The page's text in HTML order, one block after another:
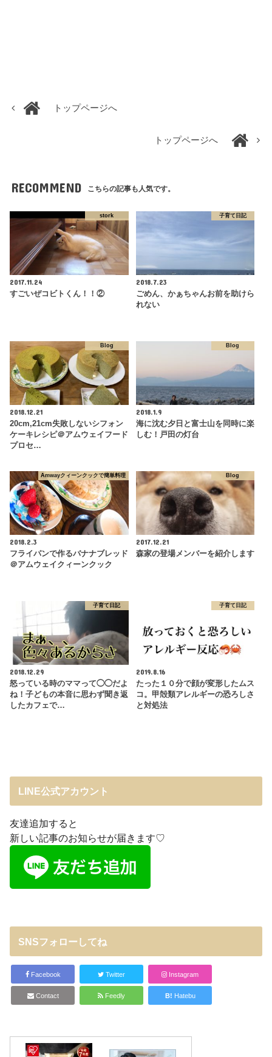
トップページへ
トップページへ
RECOMMEND こちらの記事も人気です。
stork
2017.11.24
すごいぜコビトくん！！②
子育て日記
2018.7.23
ごめん、かぁちゃんお前を助けら
れない
Blog
2018.12.21
20cm,21cm失敗しないシフォン
ケーキレシピ＠アムウェイフード
プロセ…
Blog
2018.1.9
海に沈む夕日と富士山を同時に楽
しむ！戸田の灯台
Amwayクィーンクックで簡単料理
2018.2.3
フライパンで作るバナナブレッド
＠アムウェイクィーンクック
Blog
2017.12.21
森家の登場メンバーを紹介します
子育て日記
2018.12.29
怒っている時のママって◯◯だよ
ね！子どもの本音に思わず聞き返
したカフェで…
子育て日記
2019.8.16
たった１０分で顔が変形したムス
コ。甲殻類アレルギーの恐ろしさ
と対処法
LINE公式アカウント
友達追加すると
新しい記事のお知らせが届きます♡
SNSフォローしてね
Facebook Twitter Instagram
Contact Feedly B! Hatebu